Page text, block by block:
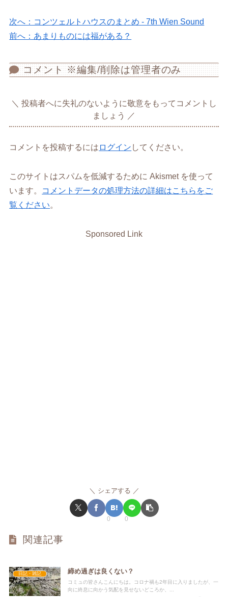
次へ：コンツェルトハウスのまとめ - 7th Wien Sound
前へ：あまりものには福がある？
コメント ※編集/削除は管理者のみ
投稿者へに失礼のないように敬意をもってコメントし
ましょう
コメントを投稿するには ログイン してください。
このサイトはスパムを低減するために Akismet を使って
います。
コメントデータの処理方法の詳細はこちらをご
覧ください。
Sponsored Link
シェアする
0 0
関連記事
日記・雑記 締め過ぎは良くない？
コミュの皆さんこんにちは。コロナ禍も2年目に入りましたが、一
向に終息に向かう気配を見せないどころか、...